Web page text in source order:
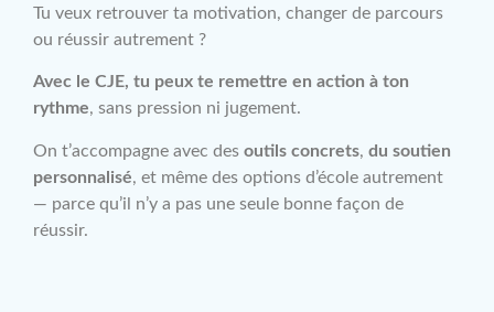
Tu veux retrouver ta motivation, changer de parcours
ou réussir autrement ?
Avec le CJE, tu peux te remettre en action à ton
rythme, sans pression ni jugement.
On t’accompagne avec des outils concrets, du soutien
personnalisé, et même des options d’école autrement
— parce qu’il n’y a pas une seule bonne façon de
réussir.